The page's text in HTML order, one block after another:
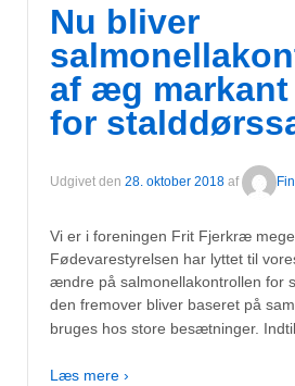
Nu bliver
af æg
for
Udgivet den 28. oktober 2018 af
Vi er i foreningen Frit Fjerkræ
Fødevarestyrelsen har lyttet til
ændre på salmonellakontrollen for
den fremover bliver baseret på
bruges hos store besætninger.
Læs mere ›